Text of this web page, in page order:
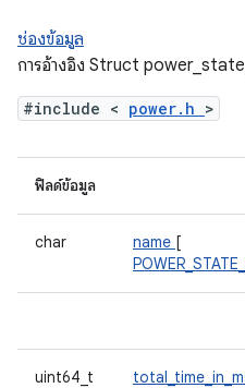
ช่องข้อมูล
การอ้างอิง Struct
#include < power.h >
ฟิลด์ข้อมูล
char name [
uint64_t